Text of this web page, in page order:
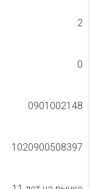
2
0
0901002148
1020900508397